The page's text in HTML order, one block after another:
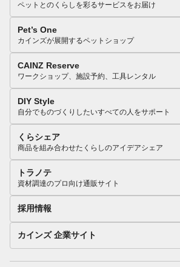
ペットとのくらしを彩るサービスをお届け
Pet’s One
カインズが展開するペットショップ
CAINZ Reserve
ワークショップ、施設予約、工具レンタル
DIY Style
自分でものづくりしたいすべての人をサポート
くらシェア
商品を組み合わせたくらしのアイデアシェア
トラノテ
資材調達のプロ向け通販サイト
採用情報
カインズ 企業サイト